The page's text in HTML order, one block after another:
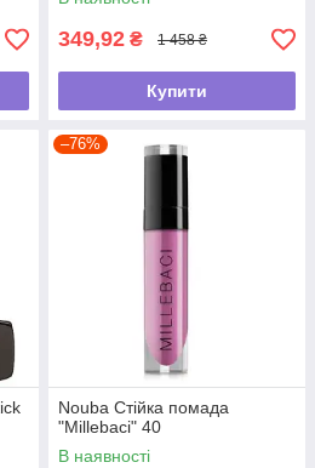
349,92 ₴ 1 458 ₴
Купити
–76%
Nouba Стійка помада
"Millebaci" 40
В наявності